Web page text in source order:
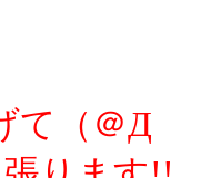
て（＠Д